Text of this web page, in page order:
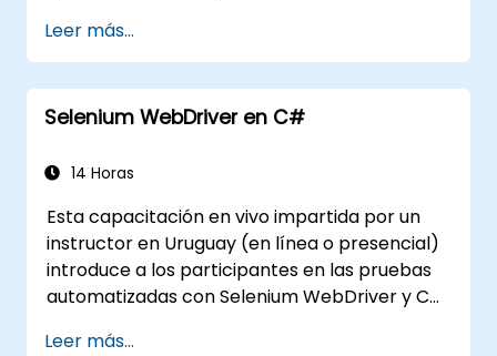
capacitación, los participantes serán
capaces de: Aprender a comprender y utilizar
los recursos y herramientas de MSDN. Apoyar
el proceso de desarrollo en Microsoft Visual
empresariales de escritorio utilizando la
Leer más...
Selenium WebDriver en C#
14 Horas
Esta capacitación en vivo impartida por un
instructor en Uruguay (en línea o presencial)
introduce a los participantes en las pruebas
automatizadas con Selenium WebDriver y C#
programación con C# o deseas repasarla,
Leer más...